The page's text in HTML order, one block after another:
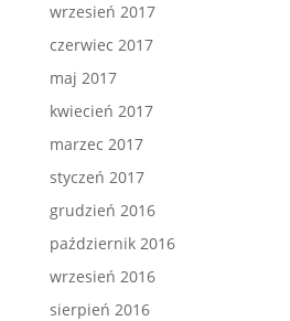
wrzesień 2017
czerwiec 2017
maj 2017
kwiecień 2017
marzec 2017
styczeń 2017
grudzień 2016
październik 2016
wrzesień 2016
sierpień 2016